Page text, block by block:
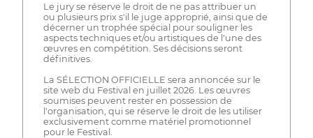
Le jury se réserve le droit de ne pas attribuer un
ou plusieurs prix s'il le juge approprié, ainsi que de
décerner un trophée spécial pour souligner les
aspects techniques et/ou artistiques de l'une des
œuvres en compétition. Ses décisions seront
définitives.
La SÉLECTION OFFICIELLE sera annoncée sur le
site web du Festival en juillet 2026. Les œuvres
soumises peuvent rester en possession de
l'organisation, qui se réserve le droit de les utiliser
exclusivement comme matériel promotionnel
pour le Festival.